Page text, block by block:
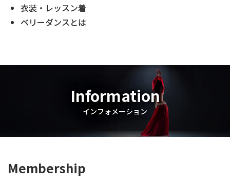
衣装・レッスン着
ベリーダンスとは
Information
インフォメーション
Membership